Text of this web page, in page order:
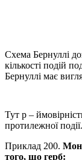
Схема Бернуллі
кількості подій
Бернуллі має
Тут p –
протилежної події.
Приклад 200.
того, що герб: